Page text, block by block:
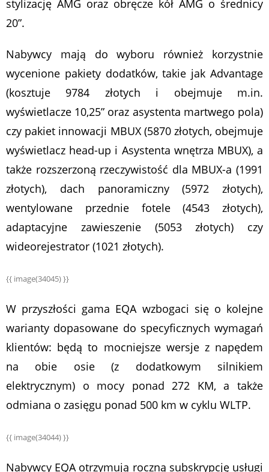
stylizację AMG oraz obręcze kół AMG o średnicy
20”.
Nabywcy mają do wyboru również korzystnie
wycenione pakiety dodatków, takie jak Advantage
(kosztuje 9784 złotych i obejmuje m.in.
wyświetlacze 10,25” oraz asystenta martwego pola)
czy pakiet innowacji MBUX (5870 złotych, obejmuje
wyświetlacz head-up i Asystenta wnętrza MBUX), a
także rozszerzoną rzeczywistość dla MBUX-a (1991
złotych), dach panoramiczny (5972 złotych),
wentylowane przednie fotele (4543 złotych),
adaptacyjne zawieszenie (5053 złotych) czy
wideorejestrator (1021 złotych).
{{ image(34045) }}
W przyszłości gama EQA wzbogaci się o kolejne
warianty dopasowane do specyficznych wymagań
klientów: będą to mocniejsze wersje z napędem
na obie osie (z dodatkowym silnikiem
elektrycznym) o mocy ponad 272 KM, a także
odmiana o zasięgu ponad 500 km w cyklu WLTP.
{{ image(34044) }}
Nabywcy EQA otrzymują roczną subskrypcję usługi